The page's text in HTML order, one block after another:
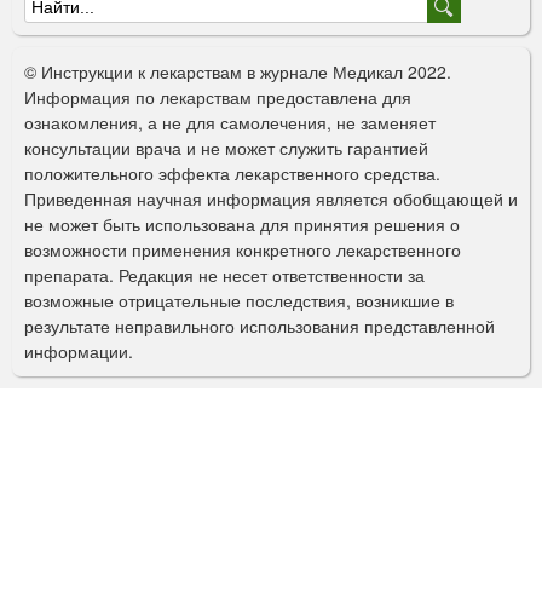
Ф
о
р
м
а
п
о
и
с
к
© Инструкции к лекарствам в журнале Медикал 2022.
Информация по лекарствам предоставлена для
ознакомления, а не для самолечения, не заменяет
консультации врача и не может служить гарантией
положительного эффекта лекарственного средства.
Приведенная научная информация является обобщающей и
не может быть использована для принятия решения о
возможности применения конкретного лекарственного
препарата. Редакция не несет ответственности за
возможные отрицательные последствия, возникшие в
результате неправильного использования представленной
информации.